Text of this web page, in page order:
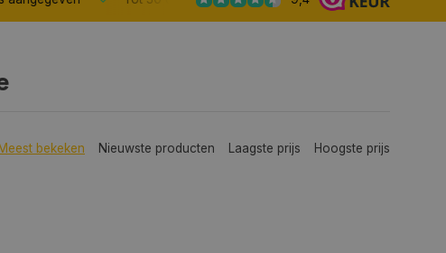
bekeken Nieuwste producten Laagste prijs Hoogste prijs